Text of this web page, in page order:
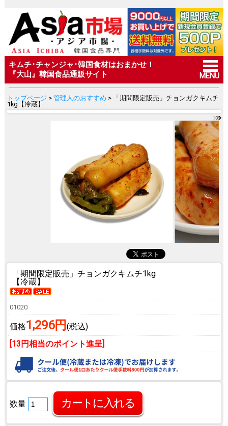
キムチ･チャンジャ･韓国食材はおまかせ！
『大山』韓国食品通販サイト
MENU
トップページ > 管理人のおすすめ > 「期間限定販売」チョンガクキムチ
1kg【冷蔵】
「期間限定販売」チョンガクキムチ1kg
【冷蔵】
01020
価格1,296円 (税込)
[13円相当のポイント進呈]
数量